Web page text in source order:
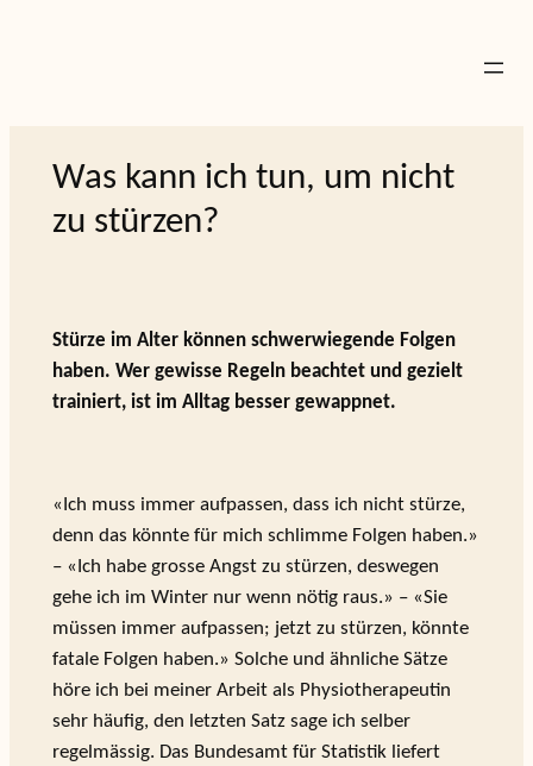
Was kann ich tun, um nicht
zu stürzen?
Stürze im Alter können schwerwiegende Folgen
haben. Wer gewisse Regeln beachtet und gezielt
trainiert, ist im Alltag besser gewappnet.
«Ich muss immer aufpassen, dass ich nicht stürze,
denn das könnte für mich schlimme Folgen haben.»
– «Ich habe grosse Angst zu stürzen, deswegen
gehe ich im Winter nur wenn nötig raus.» – «Sie
müssen immer aufpassen; jetzt zu stürzen, könnte
fatale Folgen haben.» Solche und ähnliche Sätze
höre ich bei meiner Arbeit als Physiotherapeutin
sehr häufig, den letzten Satz sage ich selber
regelmässig. Das Bundesamt für Statistik liefert